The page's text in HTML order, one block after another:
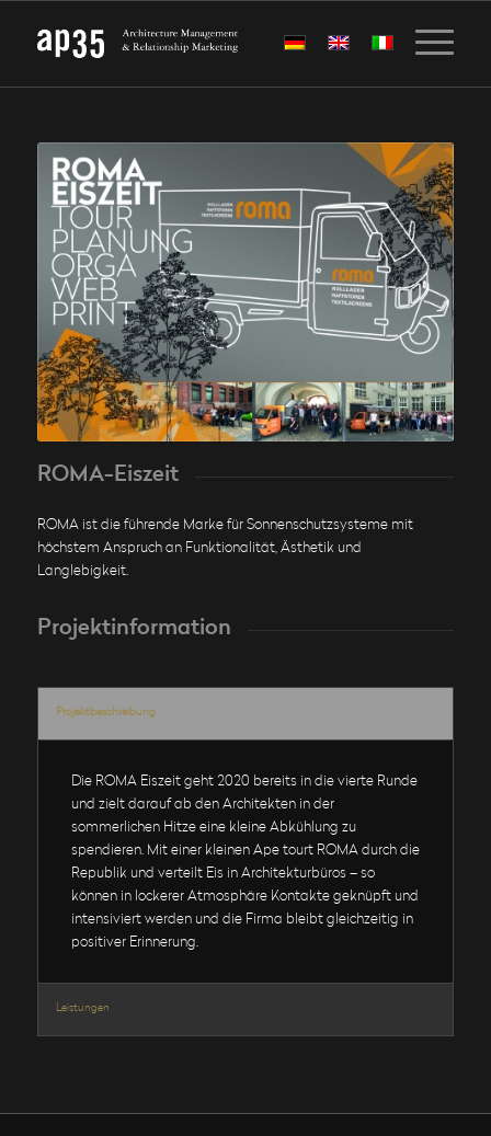
ROMA-Eiszeit
ROMA ist die führende Marke für Sonnenschutzsysteme mit
höchstem Anspruch an Funktionalität, Ästhetik und
Langlebigkeit.
Projektinformation
Projektbeschreibung
Die ROMA Eiszeit geht 2020 bereits in die vierte Runde
und zielt darauf ab den Architekten in der
sommerlichen Hitze eine kleine Abkühlung zu
spendieren. Mit einer kleinen Ape tourt ROMA durch die
Republik und verteilt Eis in Architekturbüros – so
können in lockerer Atmosphäre Kontakte geknüpft und
intensiviert werden und die Firma bleibt gleichzeitig in
positiver Erinnerung.
Leistungen